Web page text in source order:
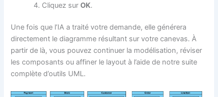
Cliquez surOK.
Une fois que l’IA a traité votre demande, elle générera
directement le diagramme résultant sur votre canevas. À
partir de là, vous pouvez continuer la modélisation, réviser
les composants ou affiner le layout à l’aide de notre suite
complète d’outils UML.